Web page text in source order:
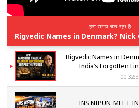
इस समय चल रहा है
Rigvedic Names in
India’s Forgotten
INS NIPUN: MEET